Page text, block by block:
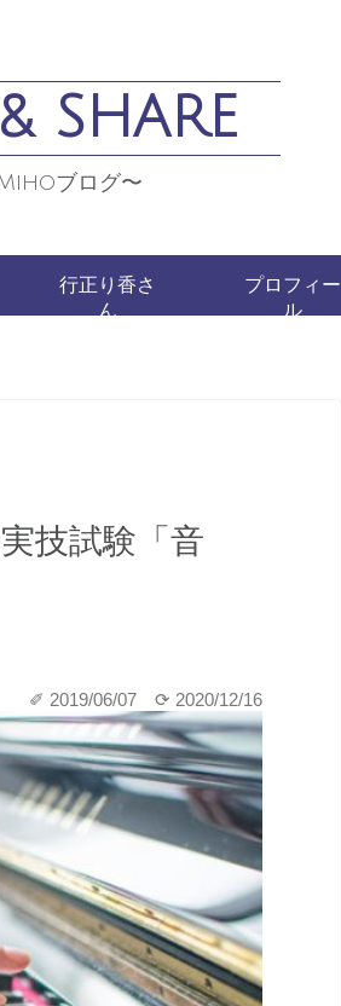
SHARE
ブログ〜
行正り香さ
ん
プロフィー
ル
技試験「音
✐ 2019/06/07 ⟳ 2020/12/16